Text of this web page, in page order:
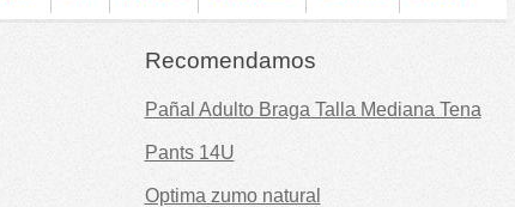
Recomendamos
Pañal Adulto Braga Talla Mediana Tena
Pants 14U
Optima zumo natural